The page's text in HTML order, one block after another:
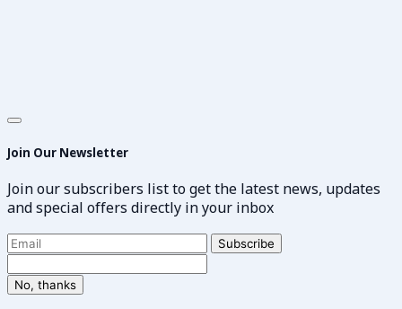
Join Our Newsletter
Join our subscribers list to get the latest news, updates
and special offers directly in your inbox
Subscribe
No, thanks